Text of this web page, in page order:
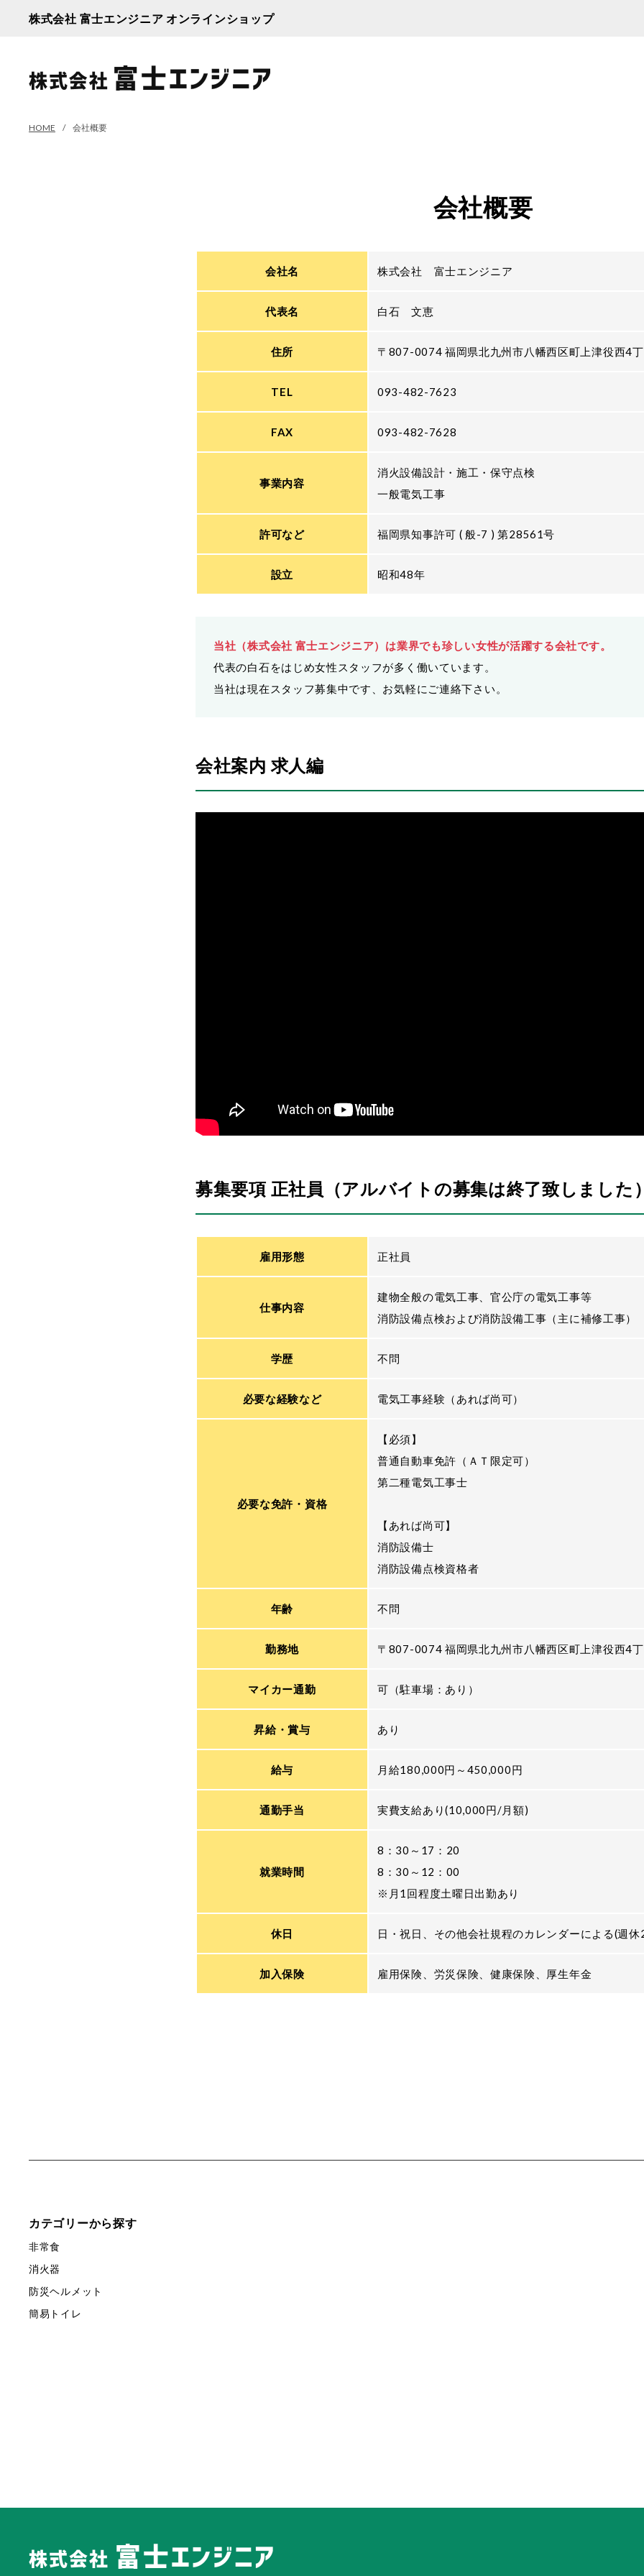
株式会社 富士エンジニア オンラインショップ
HOME 会社概要
会社概要
会社名 株式会社 富士エンジニア
代表名 白石 文恵
住所 〒807-0074 福岡県北九州市八幡西区町上津役西4
TEL 093-482-7623
FAX 093-482-7628
事業内容
消火設備設計・施工・保守点検
一般電気工事
許可など 福岡県知事許可 ( 般-7 ) 第28561号
設立 昭和48年
当社（株式会社 富士エンジニア）は業界でも珍しい女性が活躍する会社です。
代表の白石をはじめ女性スタッフが多く働いています。
当社は現在スタッフ募集中です、お気軽にご連絡下さい。
会社案内 求人編
募集要項 正社員（アルバイトの募集は終了致しました
雇用形態 正社員
仕事内容
建物全般の電気工事、官公庁の電気工事等
消防設備点検および消防設備工事（主に補修工事）
学歴 不問
必要な経験など 電気工事経験（あれば尚可）
必要な免許・資格
【必須】
普通自動車免許（ＡＴ限定可）
第二種電気工事士
【あれば尚可】
消防設備士
消防設備点検資格者
年齢 不問
勤務地 〒807-0074 福岡県北九州市八幡西区町上津役西4
マイカー通勤 可（駐車場：あり）
昇給・賞与 あり
給与 月給180,000円～450,000円
通勤手当 実費支給あり(10,000円/月額)
就業時間
8：30～17：20
8：30～12：00
※月1回程度土曜日出勤あり
休日 日・祝日、その他会社規程のカレンダーによる(週
加入保険 雇用保険、労災保険、健康保険、厚生年金
カテゴリーから探す
非常食
消火器
防災ヘルメット
簡易トイレ